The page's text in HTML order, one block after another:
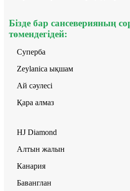
Бізде бар сансеверияның
төмендегідей:
Суперба
Zeylanica ықшам
Ай сәулесі
Қара алмаз
HJ Diamond
Алтын жалын
Канария
Баванглан